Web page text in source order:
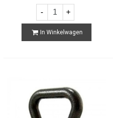
- +
In Winkelwagen